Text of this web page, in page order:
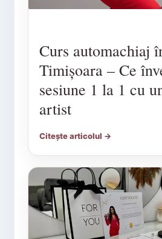
Curs automachiaj
Timișoara – Ce
sesiune 1 la 1 cu
artist
Citește articolul →